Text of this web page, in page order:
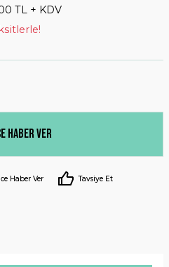
TL + KDV
Haber Ver
Haber Ver Tavsiye Et